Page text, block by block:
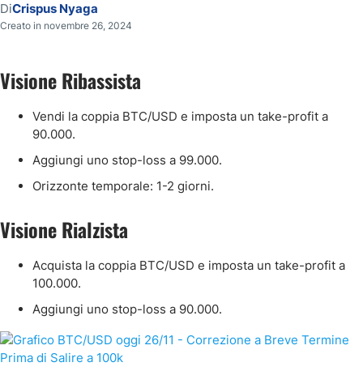
DiCrispus Nyaga
Creato in novembre 26, 2024
Visione Ribassista
Vendi la coppia BTC/USD e imposta un take-profit a
90.000.
Aggiungi uno stop-loss a 99.000.
Orizzonte temporale: 1-2 giorni.
Visione Rialzista
Acquista la coppia BTC/USD e imposta un take-profit a
100.000.
Aggiungi uno stop-loss a 90.000.